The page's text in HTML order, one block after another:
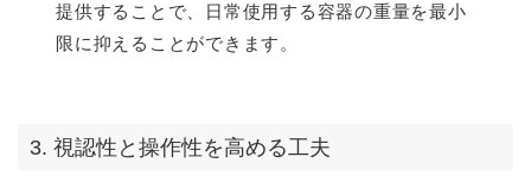
提供することで、日常使用する容器の重量を最小
限に抑えることができます。
3. 視認性と操作性を高める工夫